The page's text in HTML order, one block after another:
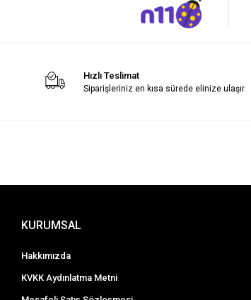
Hızlı Teslimat
Siparişleriniz en kısa sürede elinize ulaşır.
KURUMSAL
Hakkımızda
KVKK Aydınlatma Metni